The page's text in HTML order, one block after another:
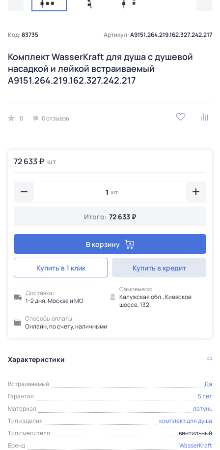
Код:83735 Артикул:A9151.264.219.162.327.242.217
Комплект WasserKraft для душа с душевой
насадкой и лейкой встраиваемый
A9151.264.219.162.327.242.217
0 0 отзывов
72 633 ₽ шт
шт
Итого: 72 633 ₽
В корзину
Купить в 1 клик Купить в кредит
Доставка:
1-2 дня, Москва и МО
Самовывоз:
Калужская обл., Киевское
шоссе, 132
Способы оплаты:
Онлайн, по счету, наличными
Характеристики
Встраиваемый
Да
Гарантия
5 лет
Материал
латунь
Тип изделия
комплект для душа
Тип смесителя
вентильный
Бренд
WasserKraft